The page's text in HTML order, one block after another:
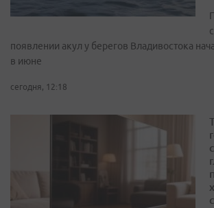
появлении акул у берегов Владивостока
в июне
сегодня, 12:18